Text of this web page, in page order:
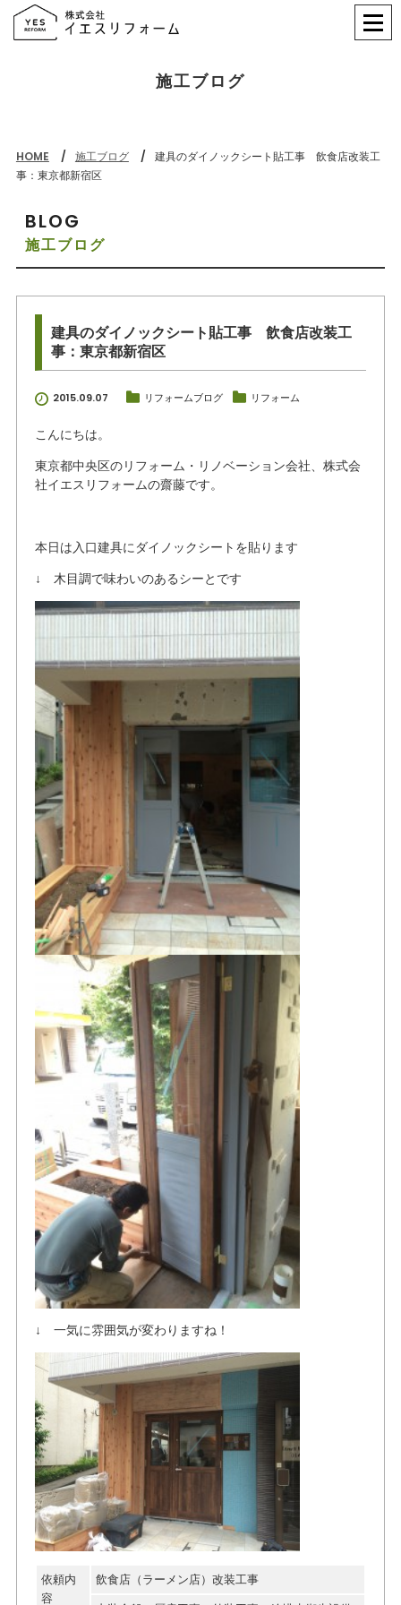
施工ブログ
HOME 施工ブログ
建具のダイノックシート貼工事 飲食店改装工
事：東京都新宿区
BLOG
施工ブログ
建具のダイノックシート貼工事 飲食店改装工
事：東京都新宿区
2015.09.07 リフォームブログ リフォーム
こんにちは。
東京都中央区のリフォーム・リノベーション会社、株式会
社イエスリフォームの齋藤です。
本日は入口建具にダイノックシートを貼ります
↓ 木目調で味わいのあるシーとです
↓ 一気に雰囲気が変わりますね！
依頼内
容
飲食店（ラーメン店）改装工事